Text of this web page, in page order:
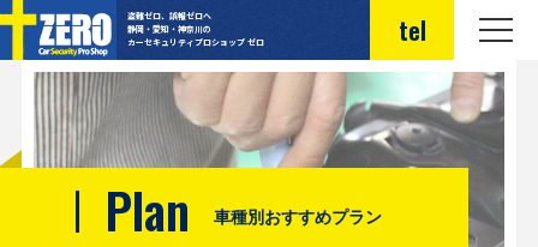
盗難ゼロ、誤報ゼロへ
静岡・愛知・神奈川の
カーセキュリティプロショップ ゼロ
tel
Plan 車種別おすすめプラン